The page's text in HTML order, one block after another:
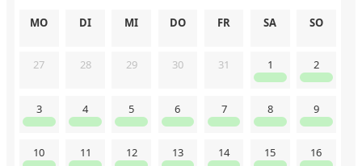
MO DI MI DO FR SA SO
27 28 29 30 31 1 2
3 4 5 6 7 8 9
10 11 12 13 14 15 16